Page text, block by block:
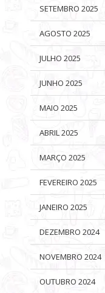
SETEMBRO 2025
AGOSTO 2025
JULHO 2025
JUNHO 2025
MAIO 2025
ABRIL 2025
MARÇO 2025
FEVEREIRO 2025
JANEIRO 2025
DEZEMBRO 2024
NOVEMBRO 2024
OUTUBRO 2024